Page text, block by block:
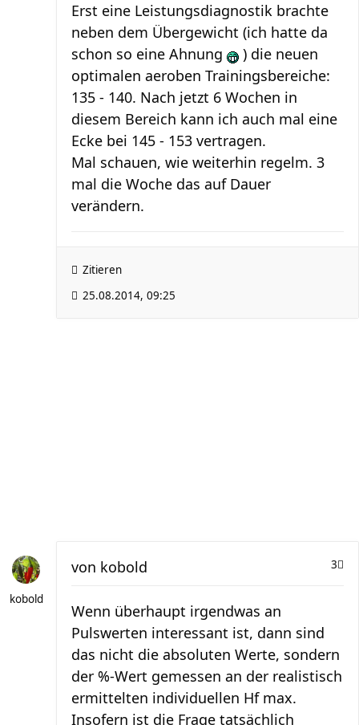
Erst eine Leistungsdiagnostik brachte
neben dem Übergewicht (ich hatte da
schon so eine Ahnung
) die neuen
optimalen aeroben Trainingsbereiche:
135 - 140. Nach jetzt 6 Wochen in
diesem Bereich kann ich auch mal eine
Ecke bei 145 - 153 vertragen.
Mal schauen, wie weiterhin regelm. 3
mal die Woche das auf Dauer
verändern.
Zitieren
25.08.2014, 09:25
kobold
3
von kobold
Wenn überhaupt irgendwas an
Pulswerten interessant ist, dann sind
das nicht die absoluten Werte, sondern
der %-Wert gemessen an der realistisch
ermittelten individuellen Hf max.
Insofern ist die Frage tatsächlich